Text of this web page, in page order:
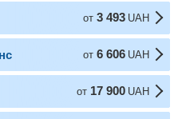
от 3 493 UAH
от 6 606 UAH
от 17 900 UAH